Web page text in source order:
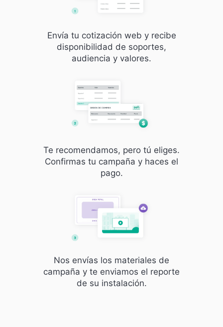
Envía tu cotización web y recibe
disponibilidad de soportes,
audiencia y valores.
Te recomendamos, pero tú eliges.
Confirmas tu campaña y haces el
pago.
Nos envías los materiales de
campaña y te enviamos el reporte
de su instalación.